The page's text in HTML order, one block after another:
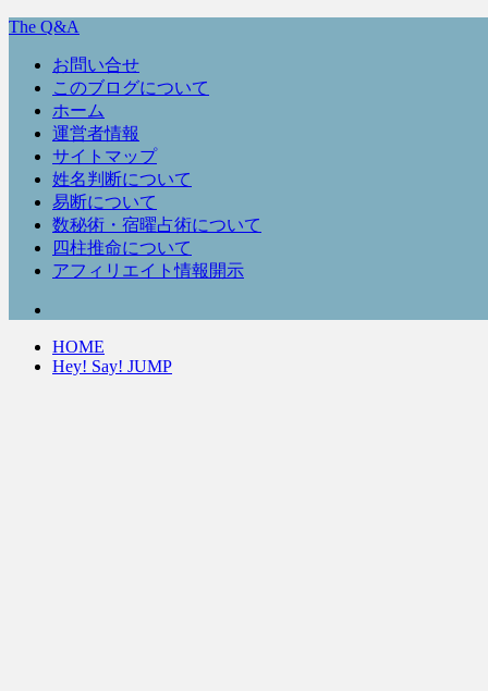
The Q&A
お問い合せ
このブログについて
ホーム
運営者情報
サイトマップ
姓名判断について
易断について
数秘術・宿曜占術について
四柱推命について
アフィリエイト情報開示
HOME
Hey! Say! JUMP